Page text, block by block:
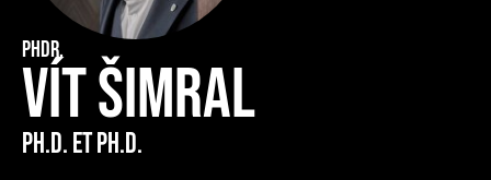
PhDr.
Vít Šimral
Ph.D. et Ph.D.